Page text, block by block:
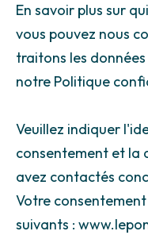
En savoir plus sur
vous pouvez nous
traitons les
notre Politique
Veuillez indiquer
consentement et la
avez contactés
Votre
suivants :